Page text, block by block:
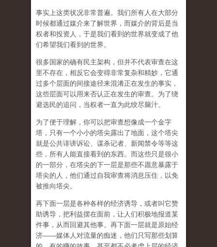
事实上这类状况非常普遍。我们所有人在大部分
时候都通过媒介来了解世界，而媒介的背后是当
权者和投资人，于是我们看到的世界就变成了他
们希望我们看到的世界。
很多国家的确有民主架构，但并不代表审查在这
里不存在，相反它会变得非常复杂和精妙，它通
过多个层面的间接途径来混淆正在发生的事实，
这些层面可以用来否认正在发生的审查。为了绕
避选民的追问，当权者一直为此绞尽脑汁。
为了便于理解，你可以把审查想像成一个金字
塔，只有一个小小的塔尖露出了地面，这个塔尖
就是公共诽谤诉讼、谋杀记者、新闻禁令等等这
些，所有人能直接看到的东西。而这些只是很小
的一部分，在塔尖的下一层是那些不愿意暴露于
塔尖的人，他们通过自我审查将消息压住，以免
被推向塔尖。
再下面一层是各种各样的经济诱导，或者叫它赞
助诱导，把利益摆在面前，让人们积极地报道某
件事，从而回避其他事。再下面一层就是原始经
济——媒体人对流量的痴迷，他们只写那些划算